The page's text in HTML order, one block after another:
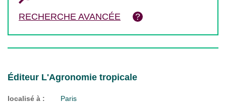
RECHERCHE AVANCÉE
Éditeur L'Agronomie tropicale
localisé à : Paris